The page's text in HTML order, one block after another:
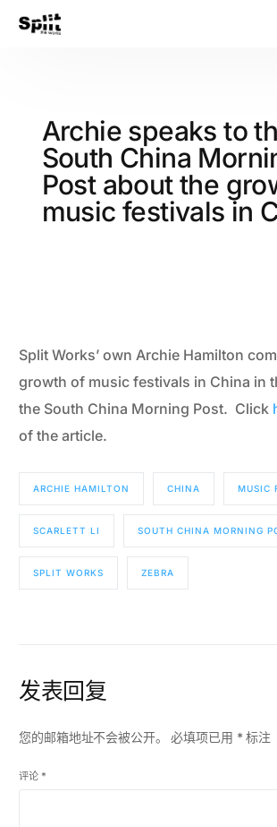
Archie speaks to
South China
Post about the
music festivals in
Split Works’ own Archie Hamilton
growth of music festivals in China in
the South China Morning Post. Click
of the article.
ARCHIE HAMILTON CHINA MUSIC
SCARLETT LI SOUTH CHINA MORNING
SPLIT WORKS ZEBRA
发表回复
您的邮箱地址不会被公开。 必填项已用 *标注
评论 *